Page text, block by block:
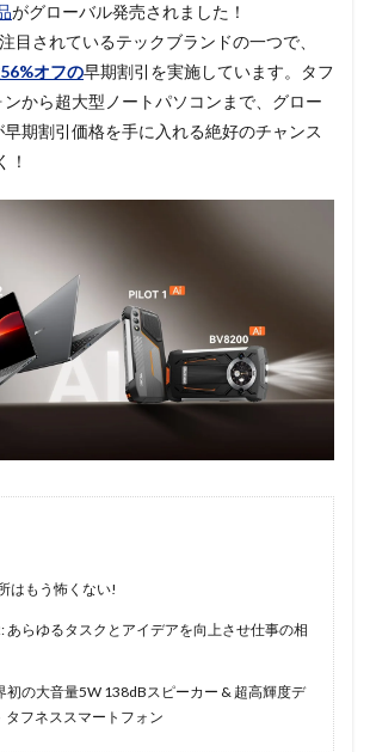
がグローバル発売されました！
目されているテックブランドの一つで、
オフの早期割引を実施しています。タフ
から超大型ノートパソコンまで、グロー
期割引価格を手に入れる絶好のチャンス
！
はもう怖くない!
あらゆるタスクとアイデアを向上させ仕事の相
初の大音量5W 138dBスピーカー & 超高輝度デ
タフネススマートフォン